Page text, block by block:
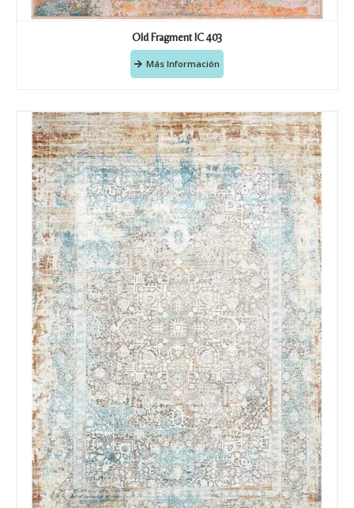
Old Fragment IC 403
Más Información